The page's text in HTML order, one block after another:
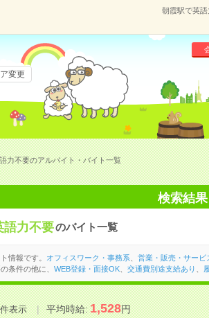
朝霞駅で英
変更
力不要のアルバイト・バイト一覧
検索結果
語力不要のバイト一覧
情報です。 オフィスワーク・事務系 営業・販売・サービ
条件の他に、 WEB登録・面接OK、 交通費別途支給あり
件表示 平均時給:1,528円